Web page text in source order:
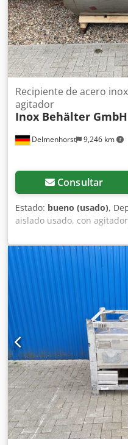
Delmenhorst 9,246 km
Recipiente de acero
agitador
Inox Behälter GmbH
Consultar
Estado: bueno (usado),
aislado usado, con
alimentos Número de
6300 litros Tipo: De pie,
contacto con el producto):
con doble camisa en la
Tapa superior: Abombada
depósito: Diámetro del
cilíndrica: 2000 mm
del desagüe al fondo: 330
Altura total: 2940 mm
Interior: 1.4301 / AISI 304
Equipamiento: Tapa
Diámetro de la salida: 40
Cilindro aislado Fondo